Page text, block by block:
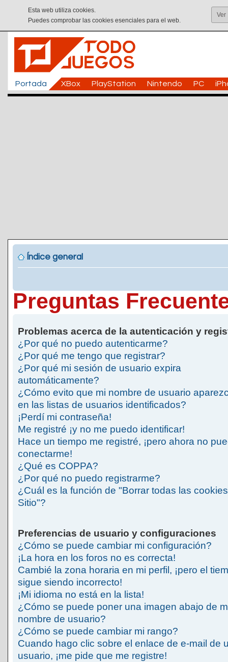
Esta web utiliza cookies.
Puedes comprobar las cookies esenciales para el web.
Ver
Portada XBox PlayStation Nintendo PC
Índice general
Preguntas
Problemas acerca de la autenticación y
¿Por qué no puedo autenticarme?
¿Por qué me tengo que registrar?
¿Por qué mi sesión de usuario expira
automáticamente?
¿Cómo evito que mi nombre de usuario
en las listas de usuarios identificados?
¡Perdí mi contraseña!
Me registré ¡y no me puedo identificar!
Hace un tiempo me registré, ¡pero ahora no
conectarme!
¿Qué es COPPA?
¿Por qué no puedo registrarme?
¿Cuál es la función de "Borrar todas las
Sitio"?
Preferencias de usuario y configuraciones
¿Cómo se puede cambiar mi configuración?
¡La hora en los foros no es correcta!
Cambié la zona horaria en mi perfil, ¡pero el
sigue siendo incorrecto!
¡Mi idioma no está en la lista!
¿Cómo se puede poner una imagen abajo de
nombre de usuario?
¿Cómo se puede cambiar mi rango?
Cuando hago clic sobre el enlace de e-mail de
usuario, ¡me pide que me registre!